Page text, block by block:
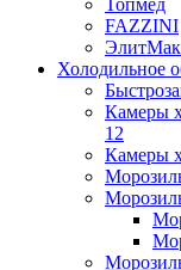
FAZZINI
Холодильное
Камеры
12
Камеры